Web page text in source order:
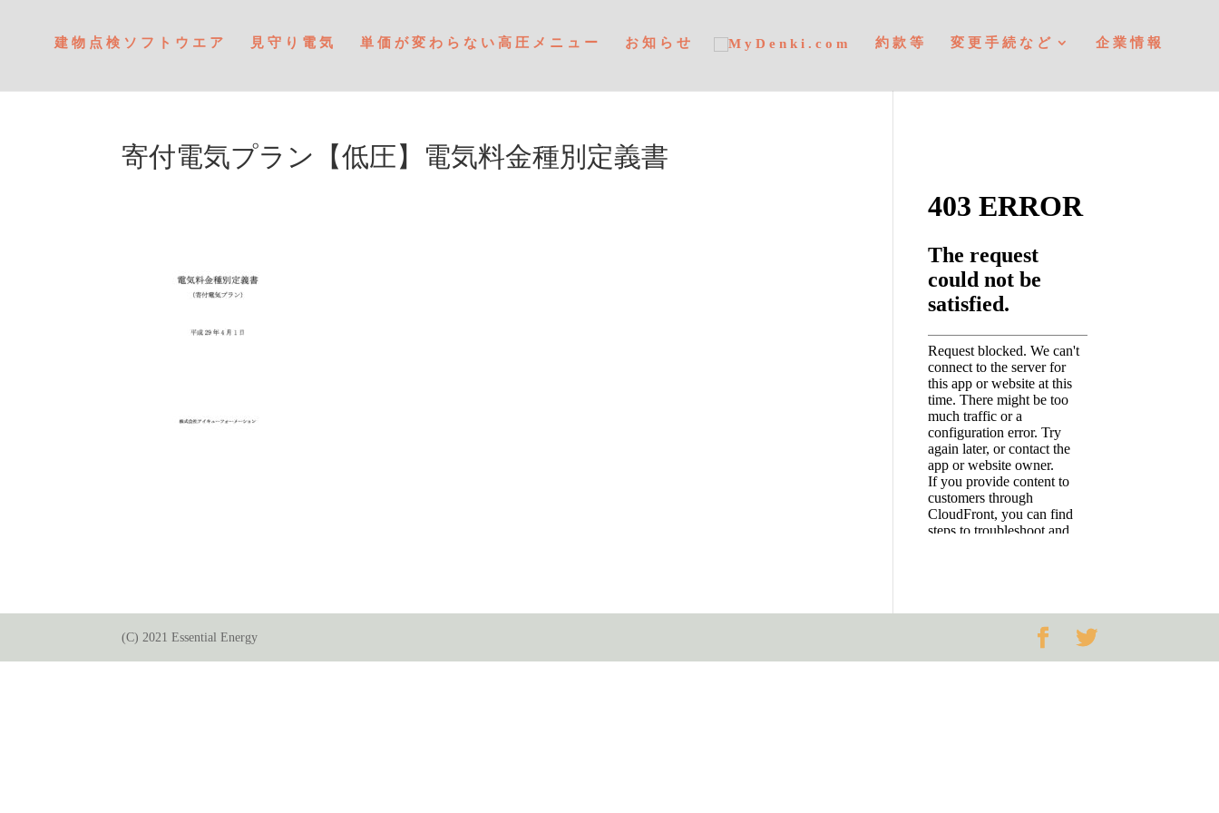
建物点検ソフトウエア 見守り電気 単価が変わらない高圧メニュー お知らせ 約款等 変更手続など 企業情報
寄付電気プラン【低圧】電気料金種別定義書
(C) 2021 Essential Energy